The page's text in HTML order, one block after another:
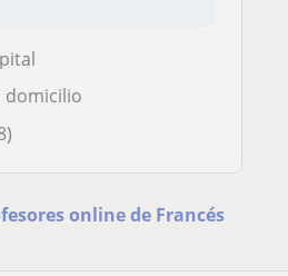
domicilio
online de Francés